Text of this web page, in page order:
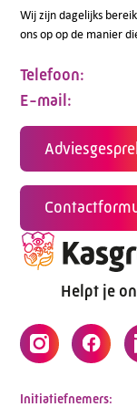
Wij zijn dagelijks
ons op op de manier
Telefoon:
E-mail:
Helpt je
Initiatiefnemers: